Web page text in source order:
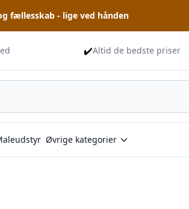
fællesskab - lige ved hånden
✔️Altid de bedste priser
Øvrige kategorier